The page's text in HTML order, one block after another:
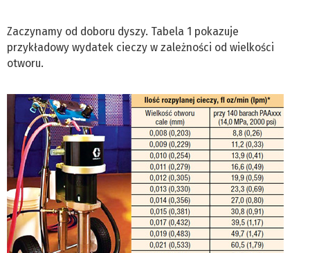
Zaczynamy od doboru dyszy. Tabela 1 pokazuje
przykładowy wydatek cieczy w zależności od wielkości
otworu.